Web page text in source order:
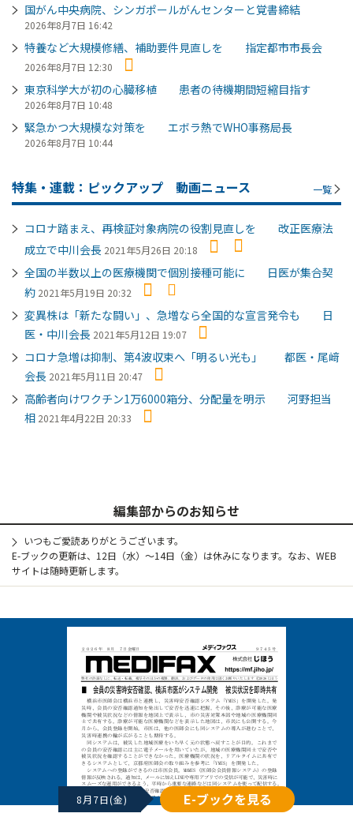
国がん中央病院、シンガポールがんセンターと覚書締結
2026年8月7日 16:42
特養など大規模修繕、補助要件見直しを 指定都市市長会
2026年8月7日 12:30
東京科学大が初の心臓移植 患者の待機期間短縮目指す
2026年8月7日 10:48
緊急かつ大規模な対策を エボラ熱でWHO事務局長
2026年8月7日 10:44
特集・連載：ピックアップ 動画ニュース 一覧
コロナ踏まえ、再検証対象病院の役割見直しを 改正医療法
成立で中川会長 2021年5月26日 20:18
全国の半数以上の医療機関で個別接種可能に 日医が集合契
約 2021年5月19日 20:32
変異株は「新たな闘い」、急増なら全国的な宣言発令も 日
医・中川会長 2021年5月12日 19:07
コロナ急増は抑制、第4波収束へ「明るい光も」 都医・尾﨑
会長 2021年5月11日 20:47
高齢者向けワクチン1万6000箱分、分配量を明示 河野担当
相 2021年4月22日 20:33
編集部からのお知らせ
いつもご愛読ありがとうございます。
E-ブックの更新は、12日（水）～14日（金）は休みになります。なお、WEB
サイトは随時更新します。
8月7日(金) E-ブックを見る